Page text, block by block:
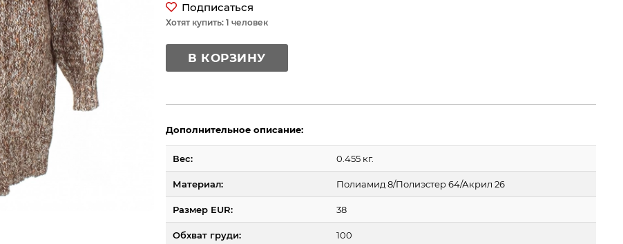
Подписаться
Хотят купить: 1 человек
В КОРЗИНУ
Дополнительное описание:
Вес: 0.455 кг.
Материал: Полиамид 8/Полиэстер 64/Акрил 26
Размер EUR: 38
Обхват груди: 100